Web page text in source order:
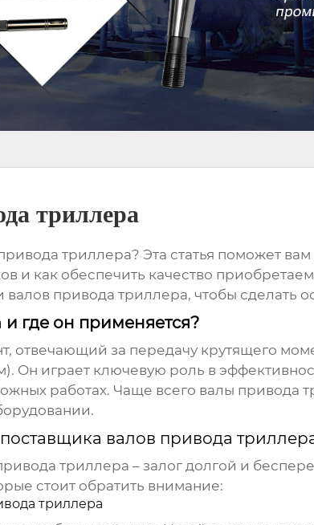
триллера
триллера? Эта статья поможет
и как обеспечить качество
валов привода триллера, чтобы сделать
и где он применяется?
отвечающий за передачу крутящего
Он играет ключевую роль в
работах. Чаще всего валы привода
поставщика валов привода
триллера – залог долгой и
стоит обратить внимание:
триллера